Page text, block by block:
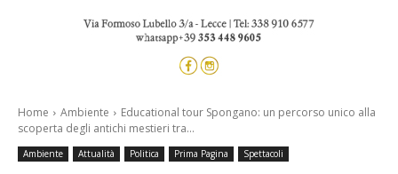
Home Ambiente
Educational tour Spongano: un percorso unico alla
scoperta degli antichi mestieri tra...
Ambiente Attualità Politica Prima Pagina Spettacoli